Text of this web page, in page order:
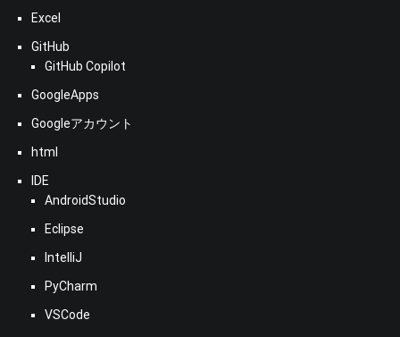
Excel
GitHub
GitHub Copilot
GoogleApps
Googleアカウント
html
IDE
AndroidStudio
Eclipse
IntelliJ
PyCharm
VSCode